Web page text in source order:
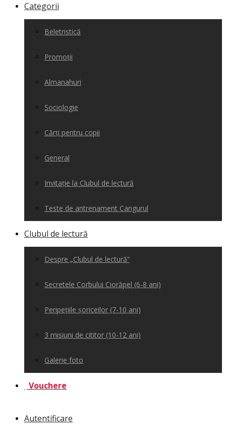
Categorii
Beletristică
Promoții
Almanahuri
Sociologie
Cărți pentru copii
General
Invitație la Clubul de lectură
Teste de antrenament Cangurul
Clubul de lectură
Despre „Clubul de lectură”
Secretele Corbului Ciorăpel (6-8 ani)
Peripețiile șoriceilor (7-10 ani)
3 misiuni de cititor (10-12 ani)
Galerie foto
Vouchere
Autentificare